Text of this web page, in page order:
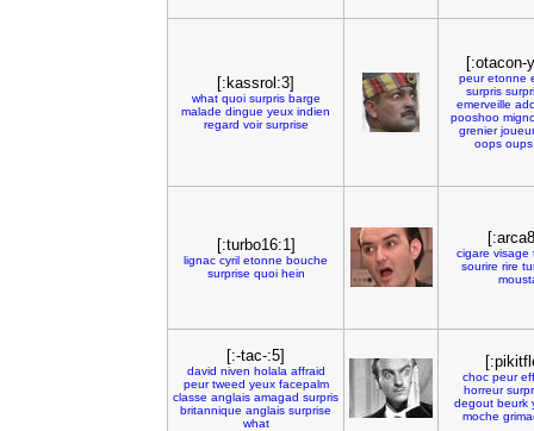
[:kassrol:3]
what quoi surpris barge
malade dingue yeux indien
regard voir surprise
[:otacon-
peur etonne
surpris
emerveille
pooshoo
grenier joueur
oops oups
[:turbo16:1]
lignac cyril etonne bouche
surprise quoi hein
cigare visage
sourire rire
[:-tac-:5]
david niven holala affraid
peur tweed yeux facepalm
classe anglais amagad surpris
britannique anglais surprise
what
choc peur
horreur
degout beurk
moche